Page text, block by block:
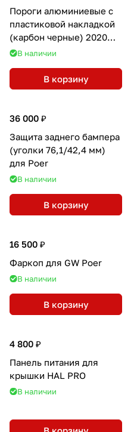
Пороги алюминиевые с
пластиковой накладкой
(карбон черные) 2020
мм для Poer King Kong
В наличии
В корзину
36 000 ₽
Защита заднего бампера
(уголки 76,1/42,4 мм)
для Poer
В наличии
В корзину
16 500 ₽
Фаркоп для GW Poer
В наличии
В корзину
4 800 ₽
Панель питания для
крышки HAL PRO
В наличии